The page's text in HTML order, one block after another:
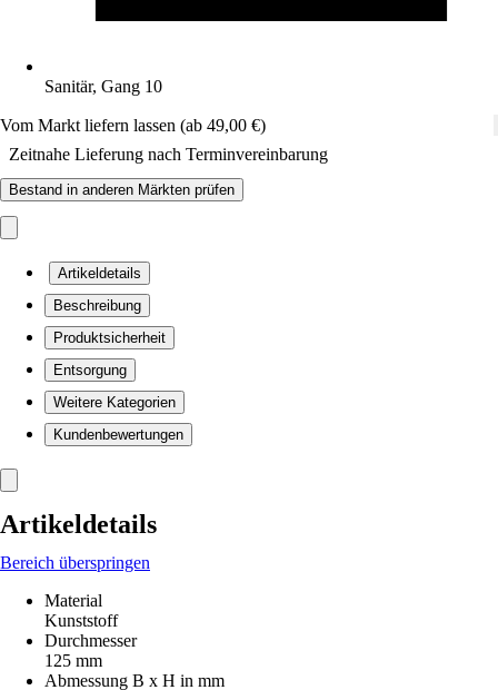
Sanitär, Gang 10
Vom Markt liefern lassen (ab 49,00 €)
Zeitnahe Lieferung nach Terminvereinbarung
Bestand in anderen Märkten prüfen
Artikeldetails
Beschreibung
Produktsicherheit
Entsorgung
Weitere Kategorien
Kundenbewertungen
Artikeldetails
Bereich überspringen
Material
Kunststoff
Durchmesser
125 mm
Abmessung B x H in mm